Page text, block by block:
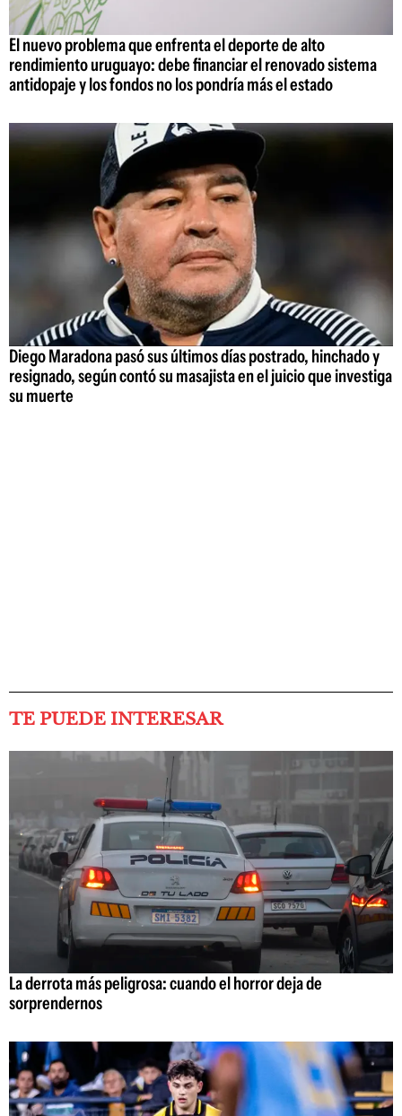
El nuevo problema que enfrenta el deporte de alto
rendimiento uruguayo: debe financiar el renovado sistema
antidopaje y los fondos no los pondría más el estado
Diego Maradona pasó sus últimos días postrado, hinchado y
resignado, según contó su masajista en el juicio que investiga
su muerte
TE PUEDE INTERESAR
La derrota más peligrosa: cuando el horror deja de
sorprendernos